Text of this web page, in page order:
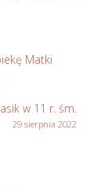
Matki
w 11 r. śm.
29 sierpnia 2022